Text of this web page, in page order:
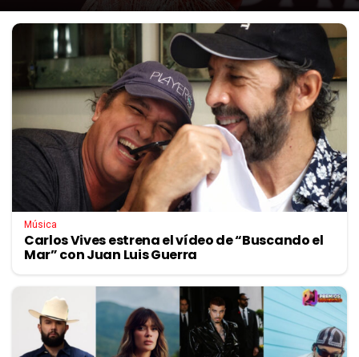
Música
Carlos Vives estrena el vídeo de “Buscando el
Mar” con Juan Luis Guerra